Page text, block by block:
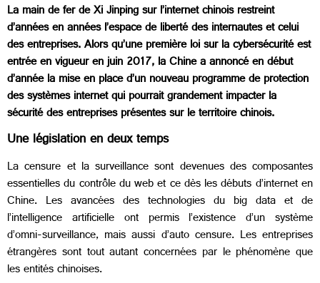
La main de fer de Xi Jinping sur l’internet chinois restreint
d’années en années l’espace de liberté des internautes et celui
des entreprises. Alors qu’une première loi sur la cybersécurité est
entrée en vigueur en juin 2017, la Chine a annoncé en début
d’année la mise en place d’un nouveau programme de protection
des systèmes internet qui pourrait grandement impacter la
sécurité des entreprises présentes sur le territoire chinois.
Une législation en deux temps
La censure et la surveillance sont devenues des composantes
essentielles du contrôle du web et ce dès les débuts d’internet en
Chine. Les avancées des technologies du big data et de
l’intelligence artificielle ont permis l’existence d’un système
d’omni-surveillance, mais aussi d’auto censure. Les entreprises
étrangères sont tout autant concernées par le phénomène que
les entités chinoises.